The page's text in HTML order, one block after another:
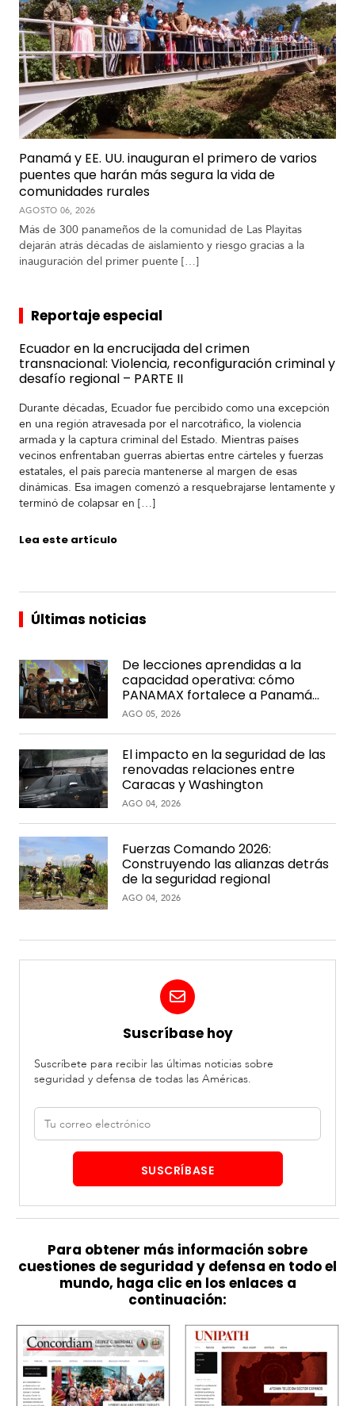
Panamá y EE. UU. inauguran el primero de varios
puentes que harán más segura la vida de
comunidades rurales
AGOSTO 06, 2026
Más de 300 panameños de la comunidad de Las Playitas
dejarán atrás décadas de aislamiento y riesgo gracias a la
inauguración del primer puente […]
Reportaje especial
Ecuador en la encrucijada del crimen
transnacional: Violencia, reconfiguración criminal y
desafío regional – PARTE II
Durante décadas, Ecuador fue percibido como una excepción
en una región atravesada por el narcotráfico, la violencia
armada y la captura criminal del Estado. Mientras países
vecinos enfrentaban guerras abiertas entre cárteles y fuerzas
estatales, el país parecía mantenerse al margen de esas
dinámicas. Esa imagen comenzó a resquebrajarse lentamente y
terminó de colapsar en […]
Lea este artículo
Últimas noticias
De lecciones aprendidas a la
capacidad operativa: cómo
PANAMAX fortalece a Panamá
con el paso del tiempo
AGO 05, 2026
El impacto en la seguridad de las
renovadas relaciones entre
Caracas y Washington
AGO 04, 2026
Fuerzas Comando 2026:
Construyendo las alianzas detrás
de la seguridad regional
AGO 04, 2026
Suscríbase hoy
Suscríbete para recibir las últimas noticias sobre
seguridad y defensa de todas las Américas.
Correo
electrónico
SUSCRÍBASE
Para obtener más información sobre
cuestiones de seguridad y defensa en todo el
mundo, haga clic en los enlaces a
continuación: